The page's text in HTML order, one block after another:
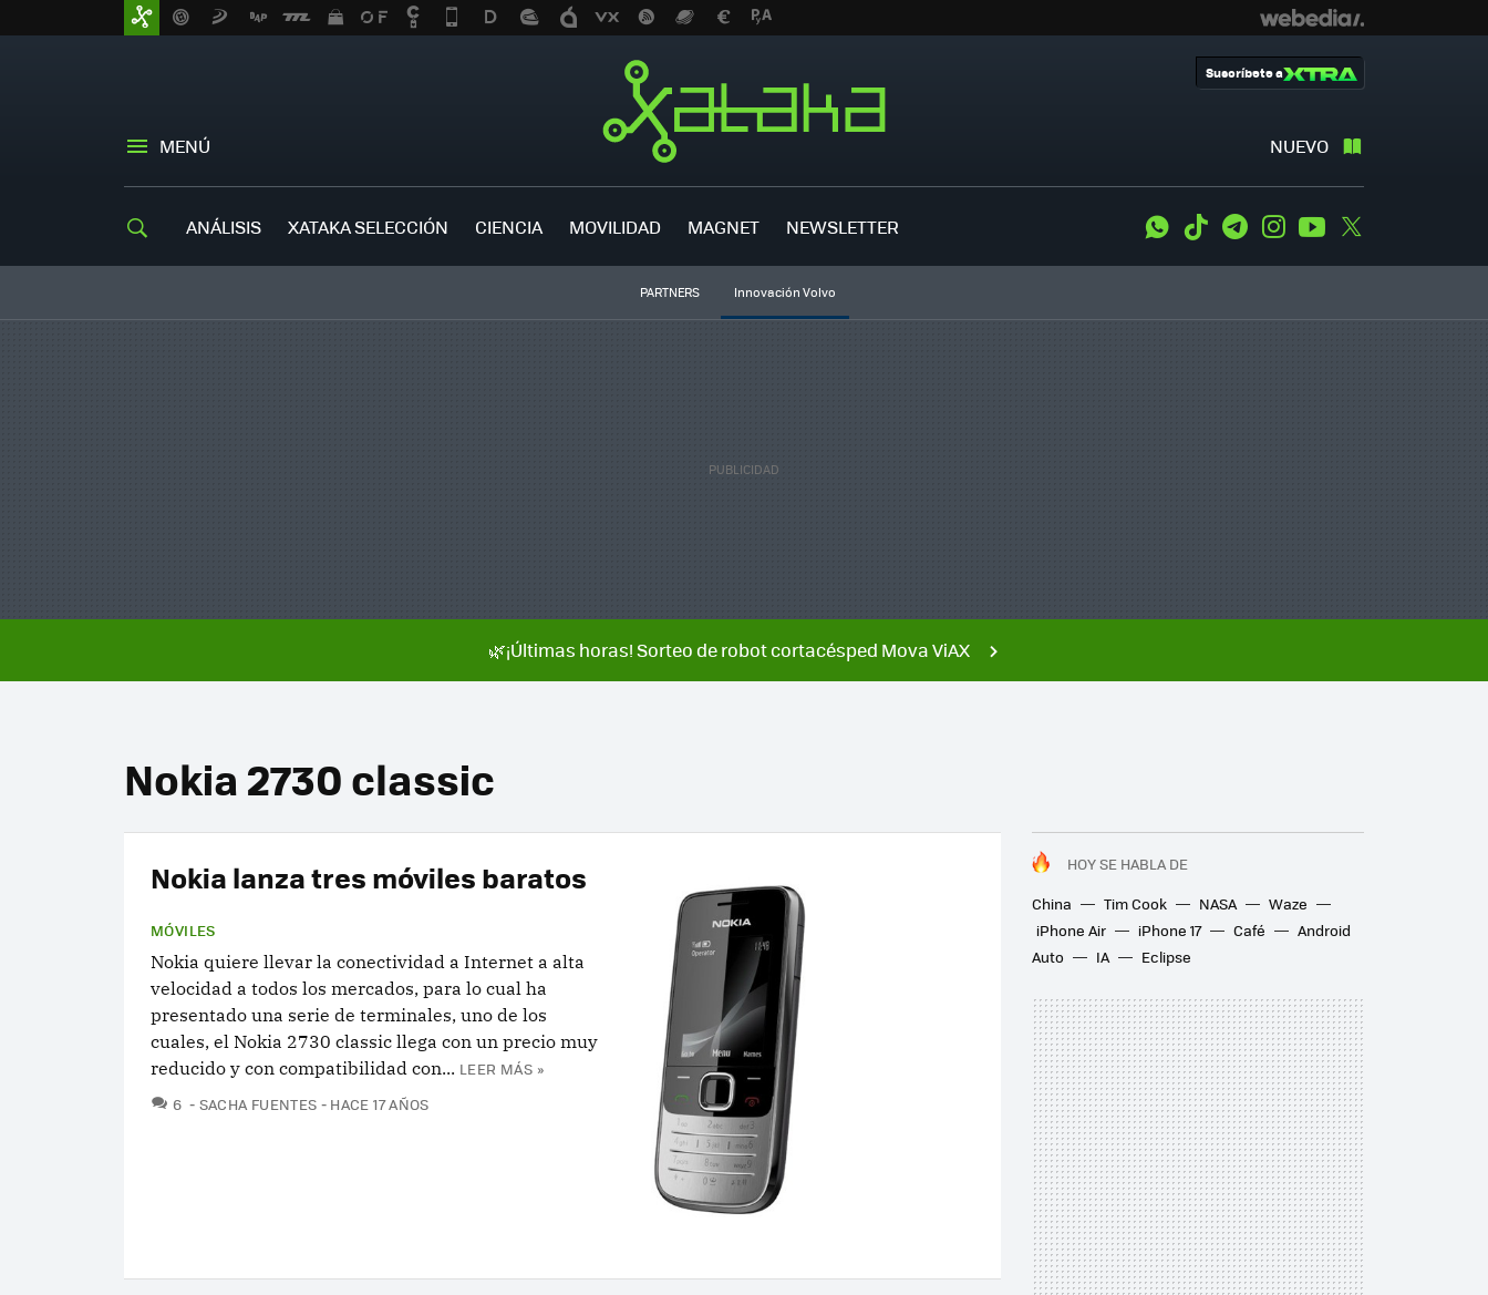
MENÚ NUEVO
Suscríbete a
ANÁLISIS XATAKA SELECCIÓN CIENCIA MOVILIDAD MAGNET NEWSLETTER WhatsApp
Tiktok TelegramInstagramYoutube
PARTNERS Innovación Volvo
🌿¡Últimas horas! Sorteo de robot cortacésped Mova ViAX
Nokia 2730 classic
HOY SE HABLA DE
China
Tim Cook NASA
Waze
iPhone Air
iPhone 17 Café
Android
Auto
IA Eclipse
Nokia lanza tres móviles baratos
MÓVILES
Nokia quiere llevar la conectividad a Internet a alta
velocidad a todos los mercados, para lo cual ha
presentado una serie de terminales, uno de los
cuales, el Nokia 2730 classic llega con un precio muy
reducido y con compatibilidad con... LEER MÁS »
6 COMENTARIOS
SACHA FUENTES HACE 17 AÑOS